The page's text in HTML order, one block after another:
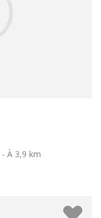
- À 3,9 km